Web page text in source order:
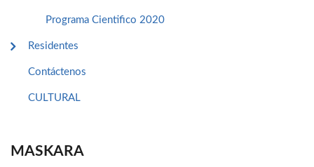
Programa Cientifico 2020
Residentes
Contáctenos
CULTURAL
MASKARA